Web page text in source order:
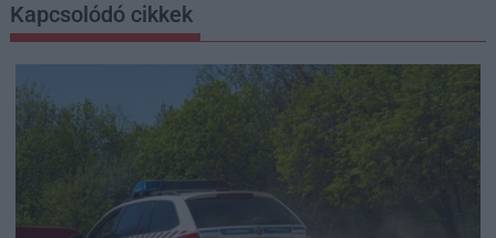
Kapcsolódó cikkek